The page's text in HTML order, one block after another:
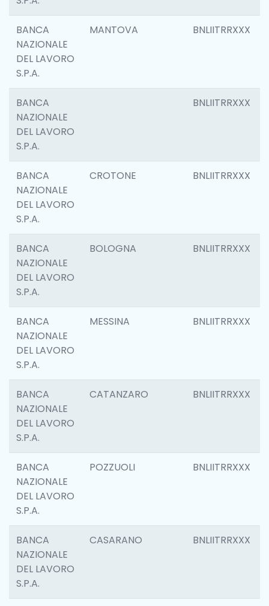
BANCA
NAZIONALE
DEL LAVORO
S.P.A.
MANTOVA BNLIITRRXXX
BANCA
NAZIONALE
DEL LAVORO
S.P.A.
BNLIITRRXXX
BANCA
NAZIONALE
DEL LAVORO
S.P.A.
CROTONE BNLIITRRXXX
BANCA
NAZIONALE
DEL LAVORO
S.P.A.
BOLOGNA BNLIITRRXXX
BANCA
NAZIONALE
DEL LAVORO
S.P.A.
MESSINA BNLIITRRXXX
BANCA
NAZIONALE
DEL LAVORO
S.P.A.
CATANZARO BNLIITRRXXX
BANCA
NAZIONALE
DEL LAVORO
S.P.A.
POZZUOLI BNLIITRRXXX
BANCA
NAZIONALE
DEL LAVORO
S.P.A.
CASARANO BNLIITRRXXX